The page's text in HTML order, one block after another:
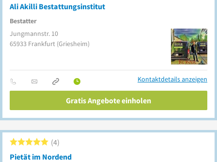
Ali Akilli Bestattungsinstitut
Bestatter
Jungmannstr. 10
65933 Frankfurt (Griesheim)
Kontaktdetails anzeigen
Gratis Angebote einholen
Pietät im Nordend
4